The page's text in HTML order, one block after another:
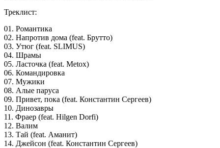
Треклист:
01. Романтика
02. Напротив дома (feat. Брутто)
03. Утюг (feat. SLIMUS)
04. Шрамы
05. Ласточка (feat. Metox)
06. Командировка
07. Мужики
08. Алые паруса
09. Привет, пока (feat. Константин Сергеев)
10. Динозавры
11. Фраер (feat. Hilgen Dorfi)
12. Валим
13. Тай (feat. Аманит)
14. Джейсон (feat. Константин Сергеев)